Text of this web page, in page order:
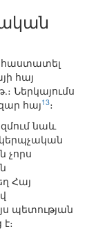
հաստատել
հայ
Ներկայումս
հայ13։
նաև
չորս
Հայ
պետության